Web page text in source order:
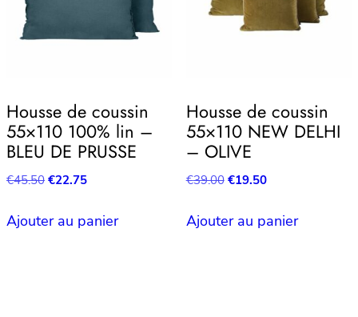
Housse de coussin
55×110 100% lin –
BLEU DE PRUSSE
€45.50Le
initial
€22.75Le
actuel
Ajouter au panier
Housse de coussin
55×110 NEW DELHI
– OLIVE
€39.00 Le
initial
€19.50Le
actuel
Ajouter au panier